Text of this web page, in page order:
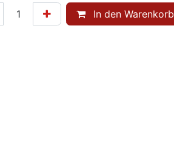
In den Warenkorb